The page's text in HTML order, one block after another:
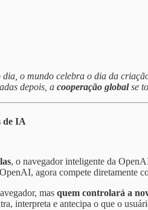
dia, o mundo celebra o dia da
depois, a cooperação globalse
de IA
, o navegador inteligente da
agora compete diretamente
mas quem controlará a
interpreta e antecipa o que o